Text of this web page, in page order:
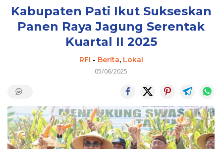
Kabupaten Pati Ikut Sukseskan
Panen Raya Jagung Serentak
Kuartal II 2025
RFI - Berita, Lokal
05/06/2025